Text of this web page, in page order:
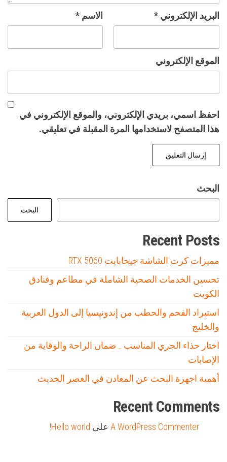
الاسم * البريد الإلكتروني *
الموقع الإلكتروني
احفظ اسمي، بريدي الإلكتروني، والموقع الإلكتروني في
هذا المتصفح لاستخدامها المرة المقبلة في تعليقي.
البحث
البحث
Recent Posts
مميزات كرت الشاشة جيجابايت RTX 5060
تحسين الخدمات الصحية الشاملة في مطاعم وفنادق
الكويت
استيراد الفحم والحطب من إندونيسيا إلى الدول العربية
والخليج
اختار حذاء الجري المناسب _ ضمان الراحة والوقاية من
الإصابات
أهمية اجهزة البحث عن المعادن في العصر الحديث
Recent Comments
A WordPress Commenter على Hello world!